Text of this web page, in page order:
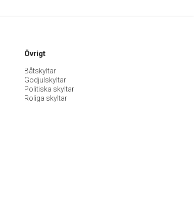
Övrigt
Båtskyltar
Godjulskyltar
Politiska skyltar
Roliga skyltar